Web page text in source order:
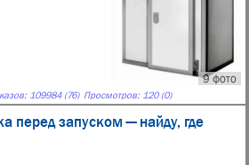
9 фото
109984 (76) Просмотров: 120 (0)
перед запуском — найду, где